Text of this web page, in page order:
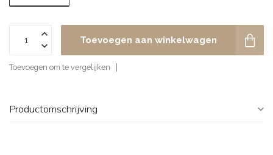
Toevoegen aan winkelwagen
Toevoegen om te vergelijken
Productomschrijving